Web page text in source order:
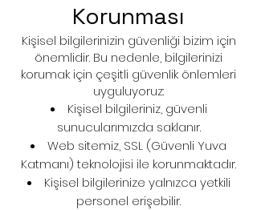
Korunması
Kişisel bilgilerinizin güvenliği bizim için
önemlidir. Bu nedenle, bilgilerinizi
korumak için çeşitli güvenlik önlemleri
uyguluyoruz:
Kişisel bilgileriniz, güvenli
sunucularımızda saklanır.
Web sitemiz, SSL (Güvenli Yuva
Katmanı) teknolojisi ile korunmaktadır.
Kişisel bilgilerinize yalnızca yetkili
personel erişebilir.